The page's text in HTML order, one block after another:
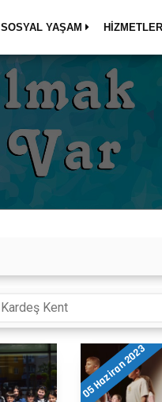
SOSYAL YAŞAM HİZMETLER
05 Haziran 2023